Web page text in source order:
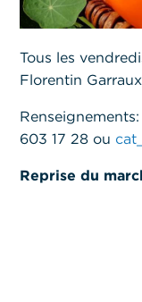
Tous les
Florentin
603 17 28 ou
Reprise du